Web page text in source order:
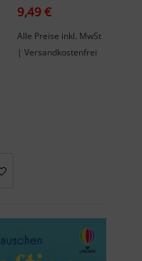
9,49 €
Alle Preise inkl. MwSt
| Versandkostenfrei